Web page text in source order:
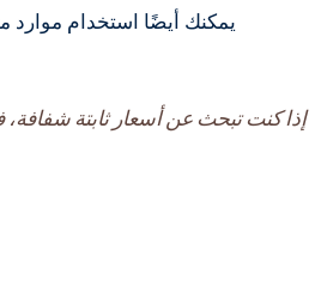
يمكنك أيضًا استخدام موارد
إذا كنت تبحث عن أسعار ثابتة